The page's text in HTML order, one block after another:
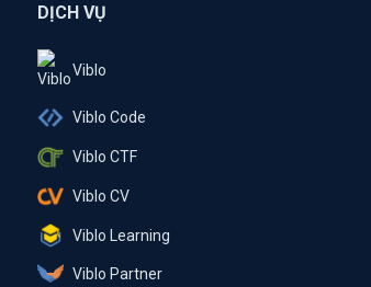
DỊCH VỤ
Viblo
Viblo Code
Viblo CTF
Viblo CV
Viblo Learning
Viblo Partner